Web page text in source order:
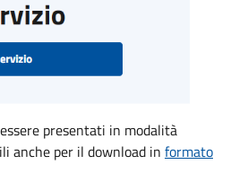
presentati in modalità
anche per il download in formato